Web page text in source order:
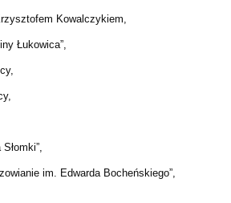
Kowalczykiem,
Łukowica”,
im. Edwarda Bocheńskiego”,